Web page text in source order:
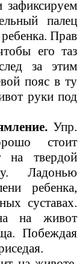
зафиксируем
палец
Прав
его таз
за этим
пояс в ту
руки под
Упр.
стоит
на твердой
Ладонью
ребенка,
суставах.
на живот
Побеждая